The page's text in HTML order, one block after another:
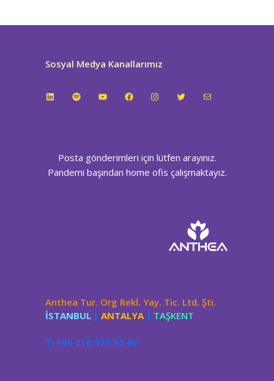
Sosyal Medya Kanallarımız
LinkedInSpotifyYouTubeFacebookInstagramTwitterE-posta
Posta gönderimleri için lütfen arayınız.
Pandemi başından home ofis çalışmaktayız.
Anthea Tur. Org Rekl. Yay. Tic. Ltd. Şti.
İSTANBUL | ANTALYA | TAŞKENT
T: +90 216 523 50 60